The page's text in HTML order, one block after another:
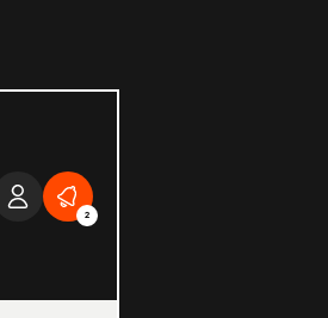
2